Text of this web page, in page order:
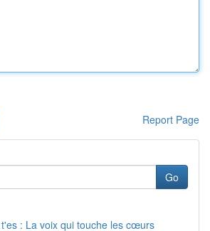
Report Page
Go
: La voix qui touche les cœurs